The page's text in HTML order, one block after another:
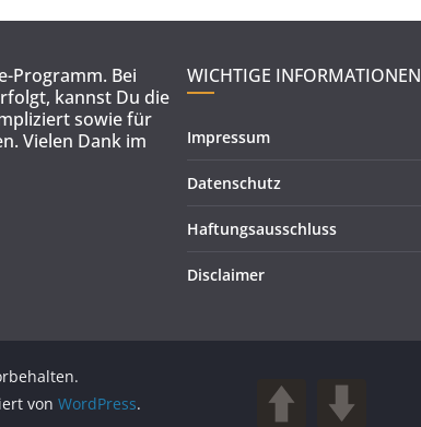
Programm. Bei
kannst Du die
sowie für
Vielen Dank im
WICHTIGE INFORMATIONEN
Impressum
Datenschutz
Haftungsausschluss
Disclaimer
von WordPress.